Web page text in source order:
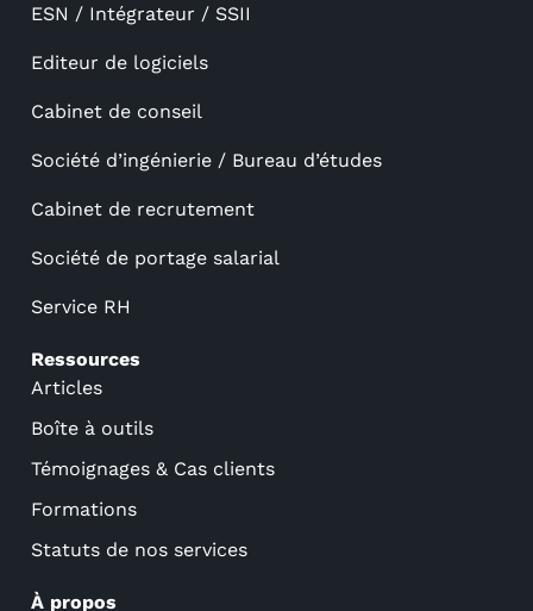
ESN / Intégrateur / SSII
Editeur de logiciels
Cabinet de conseil
Société d’ingénierie / Bureau d’études
Cabinet de recrutement
Société de portage salarial
Service RH
Ressources
Articles
Boîte à outils
Témoignages & Cas clients
Formations
Statuts de nos services
À propos